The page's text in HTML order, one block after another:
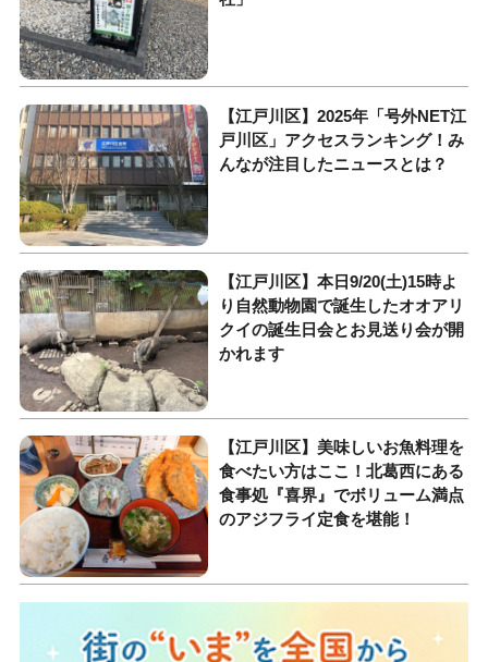
【江戸川区】2025年「号外NET江
戸川区」アクセスランキング！み
んなが注目したニュースとは？
【江戸川区】本日9/20(土)15時よ
り自然動物園で誕生したオオアリ
クイの誕生日会とお見送り会が開
かれます
【江戸川区】美味しいお魚料理を
食べたい方はここ！北葛西にある
食事処『喜界』でボリューム満点
のアジフライ定食を堪能！